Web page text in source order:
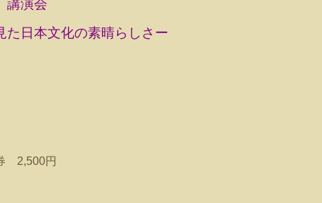
講演会
日本文化の素晴らしさー
2,500円